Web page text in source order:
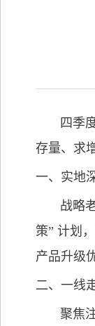
四季度
存量、求
一、实地
战略
策” 计划
产品升级
二、一线
聚焦